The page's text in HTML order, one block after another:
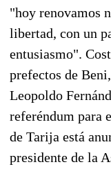
"hoy renovamos
libertad, con un
entusiasmo".
prefectos de
Leopoldo
referéndum para
de Tarija está
presidente de la